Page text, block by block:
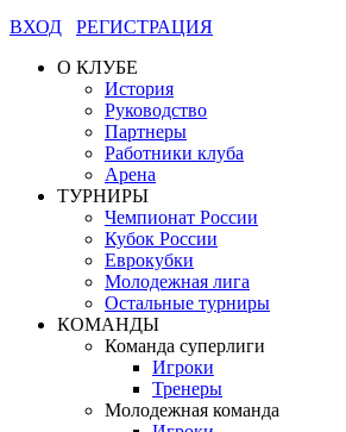
ВХОД
РЕГИСТРАЦИЯ
О КЛУБЕ
История
Руководство
Партнеры
Работники клуба
Арена
ТУРНИРЫ
Чемпионат России
Кубок России
Еврокубки
Молодежная лига
Остальные турниры
КОМАНДЫ
Команда суперлиги
Игроки
Тренеры
Молодежная команда